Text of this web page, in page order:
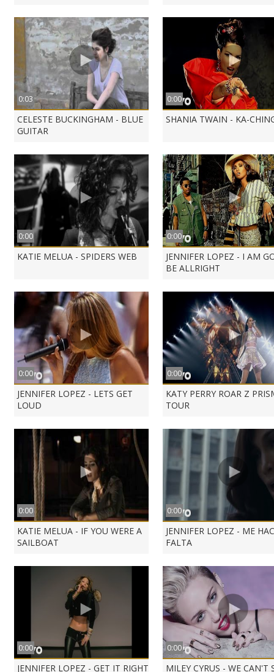
0:03
CELESTE BUCKINGHAM - BLUE
GUITAR
0:00
SHANIA TWAIN - KA-
0:00
KATIE MELUA - SPIDERS WEB
0:00
JENNIFER LOPEZ - I AM
BE ALLRIGHT
0:00
JENNIFER LOPEZ - LETS GET
LOUD
0:00
KATY PERRY ROAR Z
TOUR
0:00
KATIE MELUA - IF YOU WERE A
SAILBOAT
0:00
JENNIFER LOPEZ - ME
FALTA
0:00
JENNIFER LOPEZ - GET IT RIGHT
0:00
MILEY CYRUS - WE CAN'T